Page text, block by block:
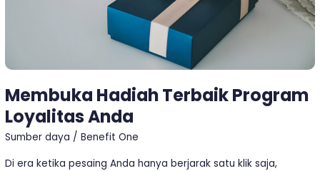
Membuka Hadiah Terbaik Program
Loyalitas Anda
Sumber daya /Benefit One
Di era ketika pesaing Anda hanya berjarak satu klik saja,